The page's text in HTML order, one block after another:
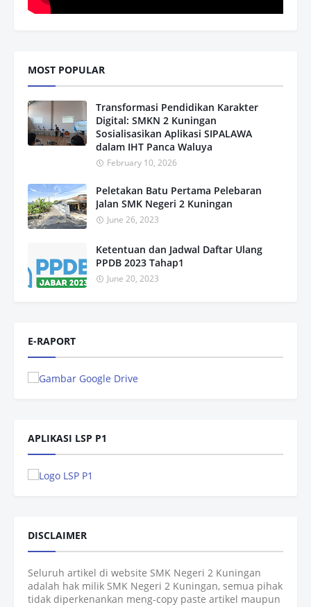
MOST POPULAR
Transformasi Pendidikan Karakter
Digital: SMKN 2 Kuningan
Sosialisasikan Aplikasi SIPALAWA
dalam IHT Panca Waluya
February 10, 2026
Peletakan Batu Pertama Pelebaran
Jalan SMK Negeri 2 Kuningan
June 26, 2023
Ketentuan dan Jadwal Daftar Ulang
PPDB 2023 Tahap1
June 20, 2023
E-RAPORT
APLIKASI LSP P1
DISCLAIMER
Seluruh artikel di website SMK Negeri 2 Kuningan
adalah hak milik SMK Negeri 2 Kuningan, semua pihak
tidak diperkenankan meng-copy paste artikel maupun